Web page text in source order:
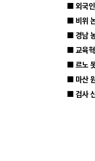
■ 외국
■ 비위
■ 르노
■ 마산